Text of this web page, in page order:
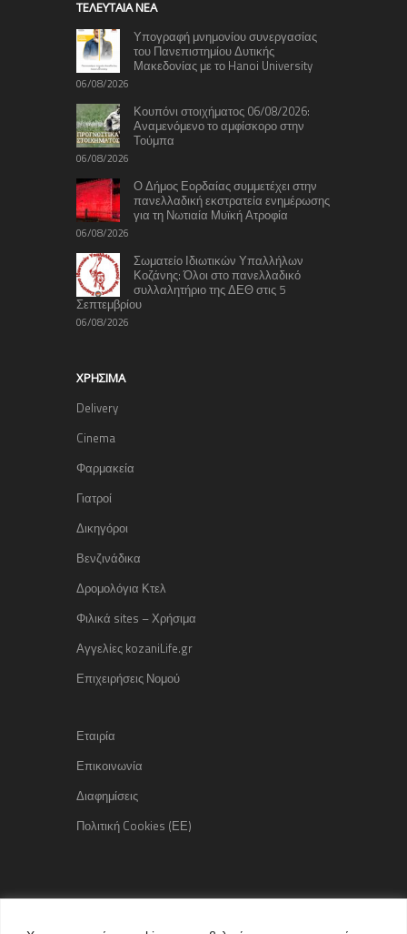
TΕΛΕΥΤΑΊΑ ΝΈΑ
Υπογραφή μνημονίου συνεργασίας
του Πανεπιστημίου Δυτικής
Μακεδονίας με το Hanoi University
06/08/2026
Κουπόνι στοιχήματος 06/08/2026:
Αναμενόμενο το αμφίσκορο στην
Τούμπα
06/08/2026
Ο Δήμος Εορδαίας συμμετέχει στην
πανελλαδική εκστρατεία ενημέρωσης
για τη Νωτιαία Μυϊκή Ατροφία
06/08/2026
Σωματείο Ιδιωτικών Υπαλλήλων
Κοζάνης: Όλοι στο πανελλαδικό
συλλαλητήριο της ΔΕΘ στις 5
Σεπτεμβρίου
06/08/2026
ΧΡΉΣΙΜΑ
Delivery
Cinema
Φαρμακεία
Γιατροί
Δικηγόροι
Βενζινάδικα
Δρομολόγια Κτελ
Φιλικά sites – Χρήσιμα
Αγγελίες kozaniLife.gr
Επιχειρήσεις Νομού
Εταιρία
Επικοινωνία
Διαφημίσεις
Πολιτική Cookies (ΕΕ)